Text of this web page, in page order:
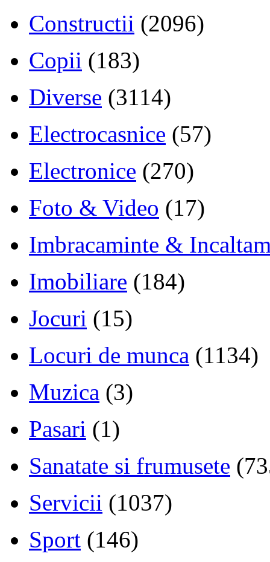
Constructii (2096)
Copii (183)
Diverse (3114)
Electrocasnice (57)
Electronice (270)
Foto & Video (17)
Imbracaminte &
Imobiliare (184)
Jocuri (15)
Locuri de munca (1134)
Muzica (3)
Pasari (1)
Sanatate si frumusete
Servicii (1037)
Sport (146)